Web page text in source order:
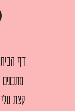
דף הבית
מתכונים
קצת עלי